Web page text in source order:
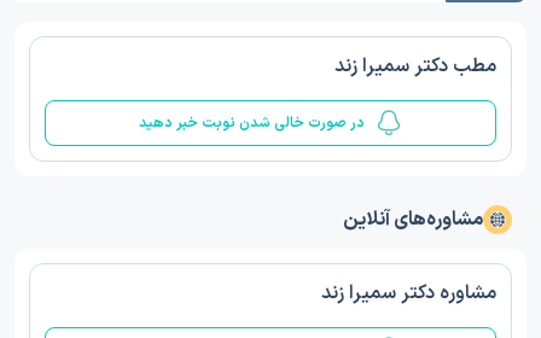
مطب دکتر سمیرا زند
در صورت خالی شدن نوبت خبر دهید
مشاوره‌های آنلاین
مشاوره دکتر سمیرا زند